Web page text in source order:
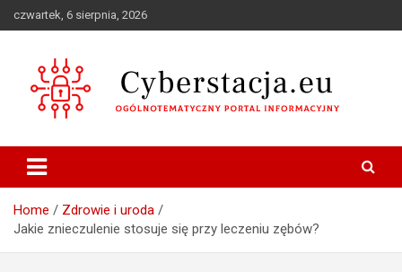
to
czwartek, 6 sierpnia, 2026
Cyberstacja.eu
Home
Zdrowie i uroda
Jakie znieczulenie stosuje się przy leczeniu zębów?